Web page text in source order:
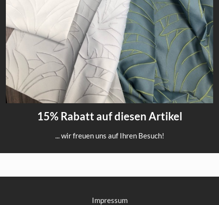
15% Rabatt auf diesen Artikel
... wir freuen uns auf Ihren Besuch!
Impressum